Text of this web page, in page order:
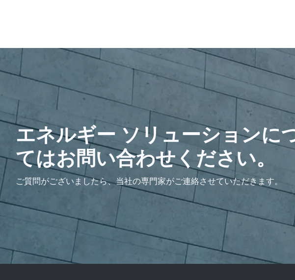
エネルギー ソリューションに
てはお問い合わせください。
ご質問がございましたら、当社の専門家がご連絡させていただきます。